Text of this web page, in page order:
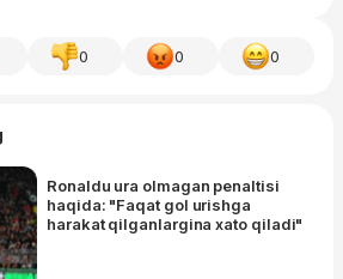
0 0 0
Ronaldu ura olmagan penaltisi
haqida: "Faqat gol urishga
harakat qilganlargina xato qiladi"